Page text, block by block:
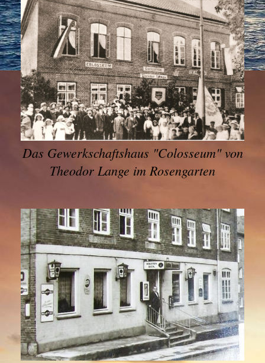
Das Gewerkschaftshaus "Colosseum" von
Theodor Lange im Rosengarten